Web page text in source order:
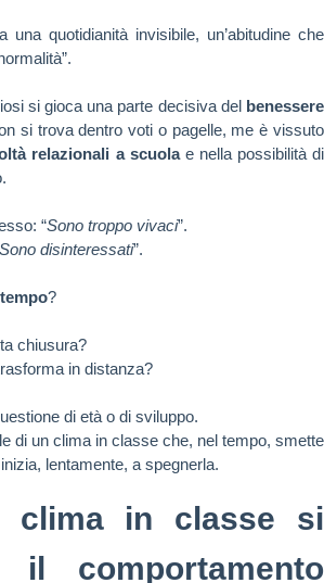
una quotidianità invisibile, un’abitudine che
si gioca una parte decisiva del benessere
si trova dentro voti o pagelle, me è vissuto
relazionali a scuolae nella possibilità di
“Sono troppo vivaci”.
Sono disinteressati”.
?
chiusura?
in distanza?
di età o di sviluppo.
di un clima in classe che, nel tempo, smette
lentamente, a spegnerla.
clima in classe si
comportamento